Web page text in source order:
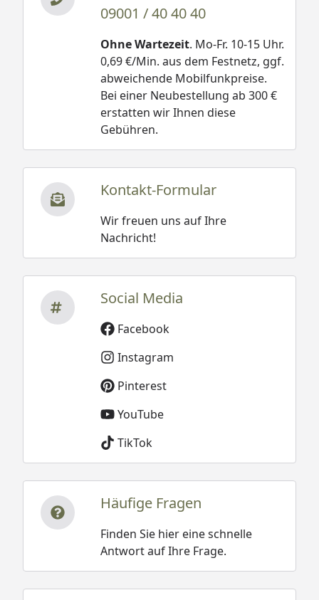
09001 / 40 40 40
Ohne Wartezeit. Mo-Fr. 10-15 Uhr.
0,69 €/Min. aus dem Festnetz, ggf.
abweichende Mobilfunkpreise.
Bei einer Neubestellung ab 300 €
erstatten wir Ihnen diese
Gebühren.
Kontakt-Formular
Wir freuen uns auf Ihre
Nachricht!
Social Media
Facebook
Instagram
Pinterest
YouTube
TikTok
Häufige Fragen
Finden Sie hier eine schnelle
Antwort auf Ihre Frage.